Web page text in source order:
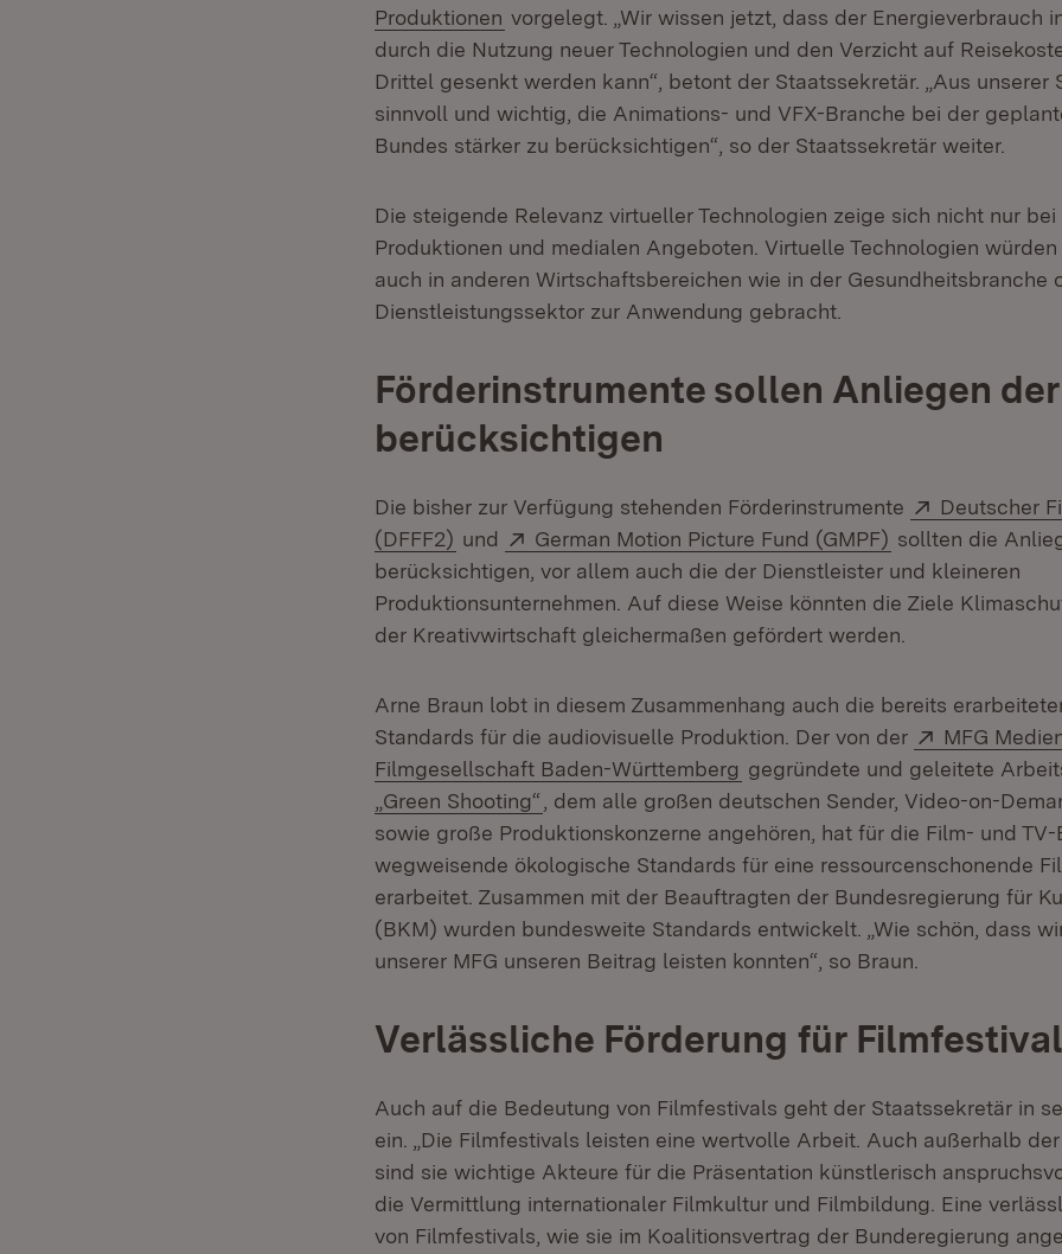
Produktionen (Öffnet in neuem Fenster)
vorgelegt. „Wir wissen jetzt, dass der Energieverbrauch
durch die Nutzung neuer Technologien und den Verzicht auf
Drittel gesenkt werden kann“, betont der Staatssekretär. „Aus unserer
sinnvoll und wichtig, die Animations- und VFX-Branche bei der
Bundes stärker zu berücksichtigen“, so der Staatssekretär weiter.
Die steigende Relevanz virtueller Technologien zeige sich nicht nur
Produktionen und medialen Angeboten. Virtuelle Technologien würden
auch in anderen Wirtschaftsbereichen wie in der Gesundheitsbranche
Dienstleistungssektor zur Anwendung gebracht.
Förderinstrumente sollen Anliegen
berücksichtigen
Die bisher zur Verfügung stehenden Förderinstrumente Extern:
Deutscher
(DFFF2) (Öffnet in neuem Fenster)
und Extern:
German Motion Picture Fund (GMPF) (Öffnet in neuem
sollten die
berücksichtigen, vor allem auch die der Dienstleister und kleineren
Produktionsunternehmen. Auf diese Weise könnten die Ziele
der Kreativwirtschaft gleichermaßen gefördert werden.
Arne Braun lobt in diesem Zusammenhang auch die bereits
Standards für die audiovisuelle Produktion. Der von der
Extern:
MFG
Filmgesellschaft Baden-Württemberg (Öffnet in neuem Fenster)
gegründete und geleitete
„Green Shooting“ (Öffnet in neuem Fenster)
, dem alle großen deutschen Sender, Video-on-
sowie große Produktionskonzerne angehören, hat für die Film- und TV-
wegweisende ökologische Standards für eine ressourcenschonende
erarbeitet. Zusammen mit der Beauftragten der Bundesregierung für
(BKM) wurden bundesweite Standards entwickelt. „Wie schön, dass
unserer MFG unseren Beitrag leisten konnten“, so Braun.
Verlässliche Förderung für
Auch auf die Bedeutung von Filmfestivals geht der Staatssekretär in
ein. „Die Filmfestivals leisten eine wertvolle Arbeit. Auch außerhalb
sind sie wichtige Akteure für die Präsentation künstlerisch
die Vermittlung internationaler Filmkultur und Filmbildung. Eine
von Filmfestivals, wie sie im Koalitionsvertrag der Bunderegierung